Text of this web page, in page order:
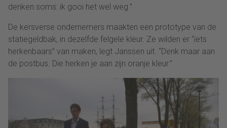
denken soms: ik gooi het wel weg.”
De kersverse ondernemers maakten een prototype van de
statiegeldbak, in dezelfde felgele kleur. Ze wilden er “iets
herkenbaars” van maken, legt Janssen uit. “Denk maar aan
de postbus. Die herken je aan zijn oranje kleur.”